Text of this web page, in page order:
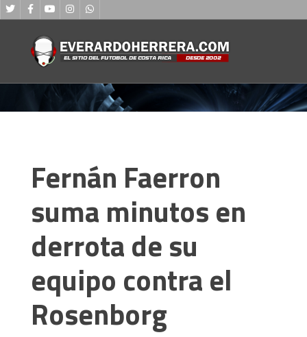
Fernán Faerron
suma minutos en
derrota de su
equipo contra el
Rosenborg